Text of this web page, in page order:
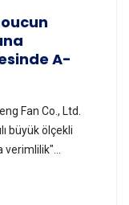
A-
Fan Co., Ltd.
büyük ölçekli
verimlilik"